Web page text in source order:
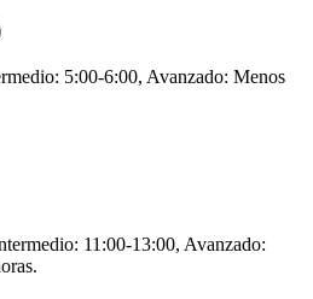
5:00-6:00, Avanzado: Menos
11:00-13:00, Avanzado: